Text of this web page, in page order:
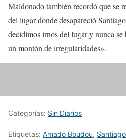
Maldonado también recordó que se
del lugar donde desapareció
decidimos irnos del lugar y nunca
un montón de irregularidades».
Categorías: Sin Diarios
Etiquetas: Amado Boudou,